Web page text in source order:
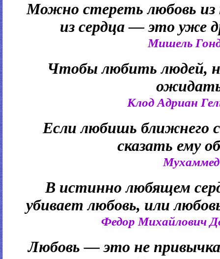
Можно стереть любовь
из сердца — это уже
Мишель
Чтобы любить людей,
Клод Адриан
Если любишь ближнего
сказать ему
Мухаммед
В истинно любящем
убивает любовь, или
Федор Михайлович
Любовь — это не